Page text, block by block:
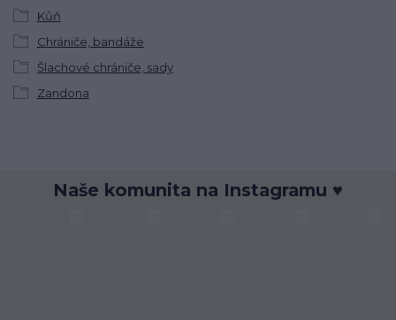
Kůň
Chrániče, bandáže
Šlachové chrániče, sady
Zandona
Naše komunita na Instagramu ♥